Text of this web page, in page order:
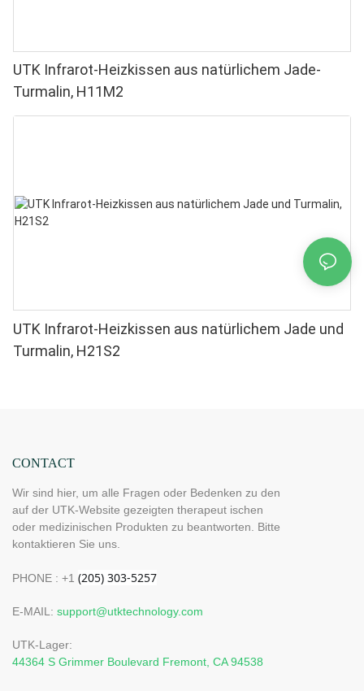
UTK Infrarot-Heizkissen aus natürlichem Jade-
Turmalin, H11M2
UTK Infrarot-Heizkissen aus natürlichem Jade und
Turmalin, H21S2
CONTACT
Wir sind hier, um alle Fragen oder Bedenken zu den
auf der UTK-Website gezeigten therapeut ischen
oder medizinischen Produkten zu beantworten. Bitte
kontaktieren Sie uns.
PHONE : +1
E-MAIL: support@utktechnology.com
UTK-Lager:
44364 S Grimmer Boulevard Fremont, CA 94538